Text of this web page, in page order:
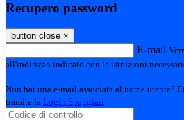
Recupero password
button close ×
E-mail
all'indirizzo indicato con le istruzioni
Non hai una e-mail associata al nome utente?
tramite la Login Spaggiari